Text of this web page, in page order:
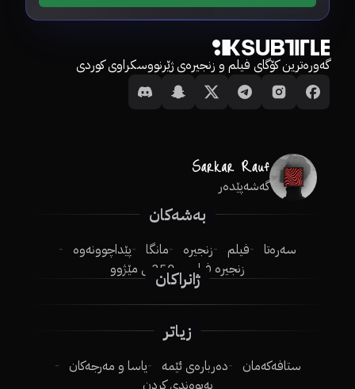
گەورەترین کۆگای فیلم و زنجیرەی ژێرنووسکراوی کوردی
گەشەپێدەر
بەشەکان
سەرەتا فیلم زنجیرە مانگا
پێداچوونەوە
زنجیرە فیلم
250ـی مێژوو
ژانراکان
زیاتر
ستافەکەمان دەربارەی ئێمە
یاسا و مەرجەکان
پەیوەندی کردن